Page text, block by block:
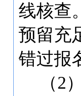
线核查
预留充
错过报
（2